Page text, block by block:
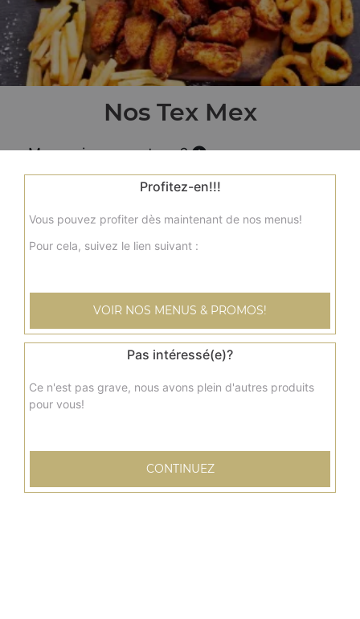
Nos Tex Mex
Menu wings country x6
+ frites + boisson 33 cl
Menu nuggets x8
7.50€
Menu tenders x6
8.50 €
Petite barquette de frites
2.00€
Profitez-en!!!
Vous pouvez profiter dès maintenant de nos menus!
Pour cela, suivez le lien suivant :
VOIR NOS MENUS & PROMOS!
Pas intéressé(e)?
Ce n'est pas grave, nous avons plein d'autres produits
pour vous!
CONTINUEZ